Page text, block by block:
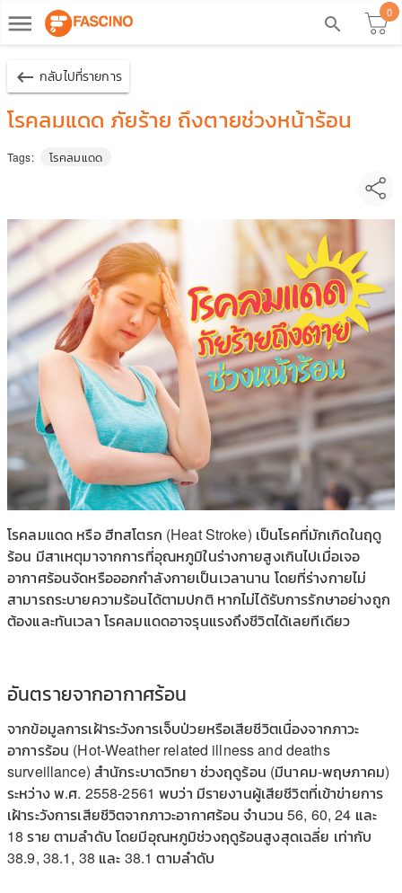
dehaze search
0
keyboard_backspace กลับไปที่รายการ
โรคลมแดด ภัยร้าย ถึงตายช่วงหน้าร้อน
Tags: โรคลมแดด
โรคลมแดด หรือ ฮีทสโตรก (Heat Stroke) เป็นโรคที่มักเกิดในฤดู
ร้อน มีสาเหตุมาจากการที่อุณหภูมิในร่างกายสูงเกินไปเมื่อเจอ
อากาศร้อนจัดหรือออกกำลังกายเป็นเวลานาน โดยที่ร่างกายไม่
สามารถระบายความร้อนได้ตามปกติ หากไม่ได้รับการรักษาอย่างถูก
ต้องและทันเวลา โรคลมแดดอาจรุนแรงถึงชีวิตได้เลยทีเดียว
อันตรายจากอากาศร้อน
จากข้อมูลการเฝ้าระวังการเจ็บป่วยหรือเสียชีวิตเนื่องจากภาวะ
อาการร้อน (Hot-Weather related illness and deaths
surveillance) สำนักระบาดวิทยา ช่วงฤดูร้อน (มีนาคม-พฤษภาคม)
ระหว่าง พ.ศ. 2558-2561 พบว่า มีรายงานผู้เสียชีวิตที่เข้าข่ายการ
เฝ้าระวังการเสียชีวิตจากภาวะอากาศร้อน จำนวน 56, 60, 24 และ
18 ราย ตามลำดับ โดยมีอุณหภูมิช่วงฤดูร้อนสูงสุดเฉลี่ย เท่ากับ
38.9, 38.1, 38 และ 38.1 ตามลำดับ